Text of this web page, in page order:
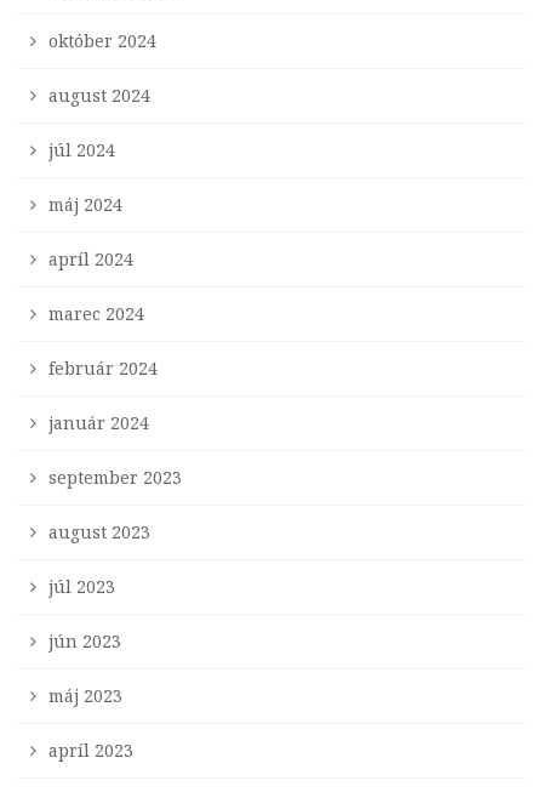
október 2024
august 2024
júl 2024
máj 2024
apríl 2024
marec 2024
február 2024
január 2024
september 2023
august 2023
júl 2023
jún 2023
máj 2023
apríl 2023